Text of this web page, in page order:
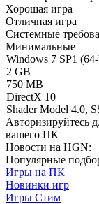
Хорошая игра
Отличная игра
Системные
Минимальные
Windows 7 SP1
2 GB
750 MB
DirectX 10
Shader Model 4.0,
Авторизируйтесь
вашего ПК
Новости на HGN:
Популярные
Игры на ПК
Новинки игр
Игры Стим